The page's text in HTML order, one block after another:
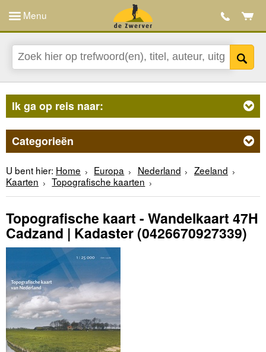
Menu
Ik ga op reis naar:
Categorieën
U bent hier: Home Europa Nederland
Zeeland
Kaarten
Topografische kaarten
Topografische kaart - Wandelkaart 47H
Cadzand | Kadaster (0426670927339)